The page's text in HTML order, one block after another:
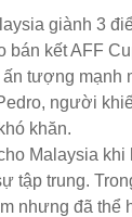
giành 3
bán kết AFF
tượng mạnh
người
khăn.
Malaysia khi
tập trung.
nhưng đã thể